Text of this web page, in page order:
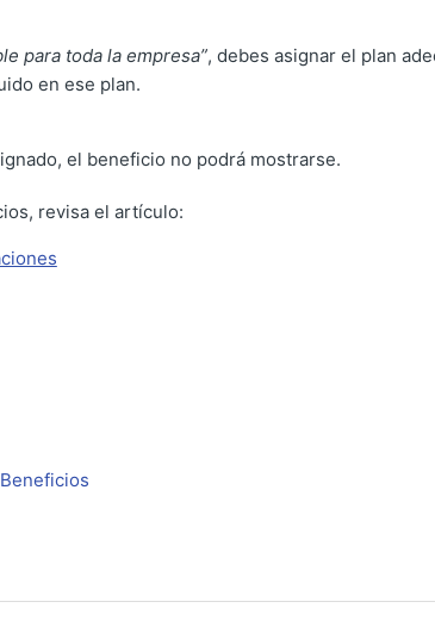
para toda la empresa”, debes asignar el plan
en ese plan.
el beneficio no podrá mostrarse.
revisa el artículo: